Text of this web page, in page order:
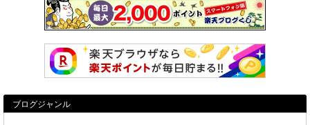
ブログジャンル